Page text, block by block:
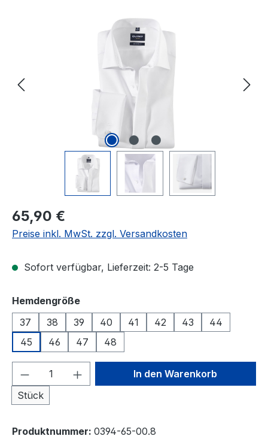
Bildergalerie überspringen
Regulärer Preis:
65,90 €
Preise inkl. MwSt. zzgl. Versandkosten
Sofort verfügbar, Lieferzeit: 2-5 Tage
Hemdengrößeauswählen
37
38 39 40 41 42 43
44
45
46 47 48
Produkt Anzahl: Gib den
Stück
In den Warenkorb
Produktnummer: 0394-65-00.8